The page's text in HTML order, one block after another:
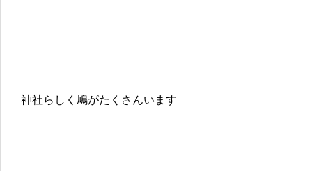
神社らしく鳩がたくさんいます